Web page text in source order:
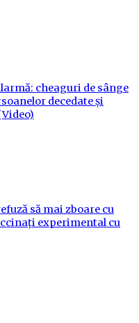
cheaguri de sânge
decedate și
să mai zboare cu
experimental cu